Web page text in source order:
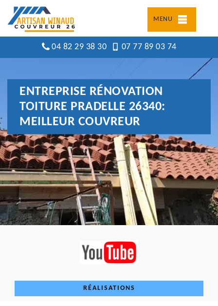
MENU
04 82 29 38 30 07 77 89 03 74
ENTREPRISE RÉNOVATION
TOITURE PRADELLE 26340:
MEILLEUR COUVREUR
RÉALISATIONS